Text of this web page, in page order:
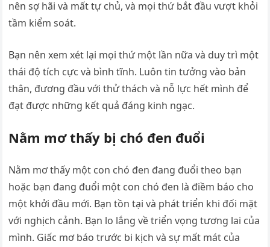
nên sợ hãi và mất tự chủ, và mọi thứ bắt đầu vượt khỏi
tầm kiểm soát.
Bạn nên xem xét lại mọi thứ một lần nữa và duy trì một
thái độ tích cực và bình tĩnh. Luôn tin tưởng vào bản
thân, đương đầu với thử thách và nỗ lực hết mình để
đạt được những kết quả đáng kinh ngạc.
Nằm mơ thấy bị chó đen đuổi
Nằm mơ thấy một con chó đen đang đuổi theo bạn
hoặc bạn đang đuổi một con chó đen là điềm báo cho
một khởi đầu mới. Bạn tồn tại và phát triển khi đối mặt
với nghịch cảnh. Bạn lo lắng về triển vọng tương lai của
mình. Giấc mơ báo trước bi kịch và sự mất mát của